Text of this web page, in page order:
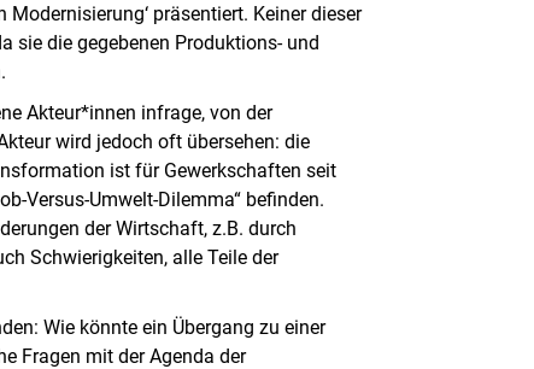
Modernisierung‘ präsentiert. Keiner dieser
sie die gegebenen Produktions- und
Akteur*innen infrage, von der
wird jedoch oft übersehen: die
ist für Gewerkschaften seit
Versus-Umwelt-Dilemma“ befinden.
der Wirtschaft, z.B. durch
Schwierigkeiten, alle Teile der
Wie könnte ein Übergang zu einer
Fragen mit der Agenda der